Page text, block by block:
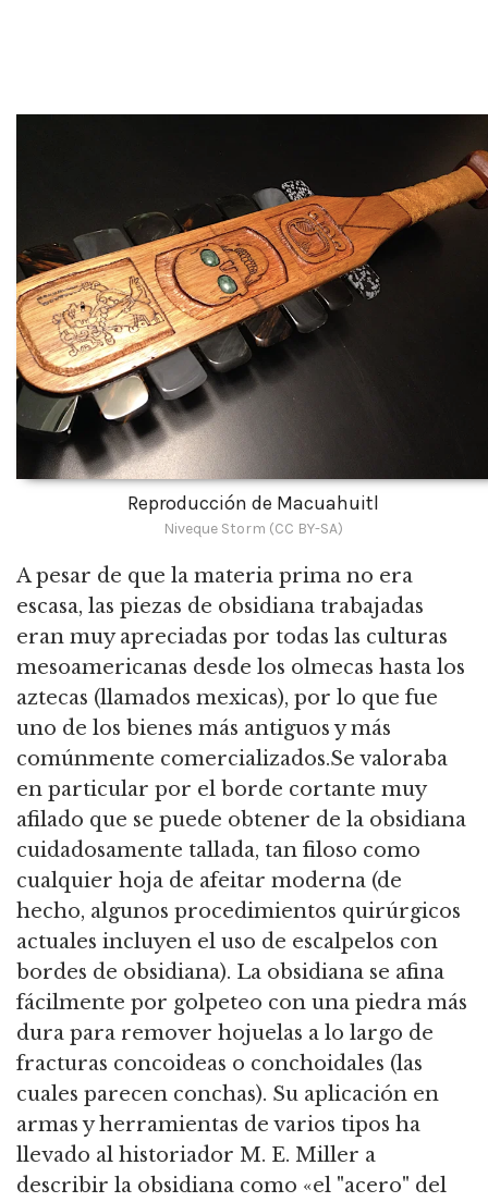
Reproducción de Macuahuitl
Niveque Storm (CC BY-SA)
A pesar de que la materia prima no era
escasa, las piezas de obsidiana trabajadas
eran muy apreciadas por todas las culturas
mesoamericanas desde los olmecas hasta los
aztecas (llamados mexicas), por lo que fue
uno de los bienes más antiguos y más
comúnmente comercializados.Se valoraba
en particular por el borde cortante muy
afilado que se puede obtener de la obsidiana
cuidadosamente tallada, tan filoso como
cualquier hoja de afeitar moderna (de
hecho, algunos procedimientos quirúrgicos
actuales incluyen el uso de escalpelos con
bordes de obsidiana). La obsidiana se afina
fácilmente por golpeteo con una piedra más
dura para remover hojuelas a lo largo de
fracturas concoideas o conchoidales (las
cuales parecen conchas). Su aplicación en
armas y herramientas de varios tipos ha
llevado al historiador M. E. Miller a
describir la obsidiana como «el "acero" del